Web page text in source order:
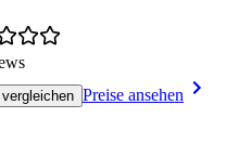
Preise ansehen